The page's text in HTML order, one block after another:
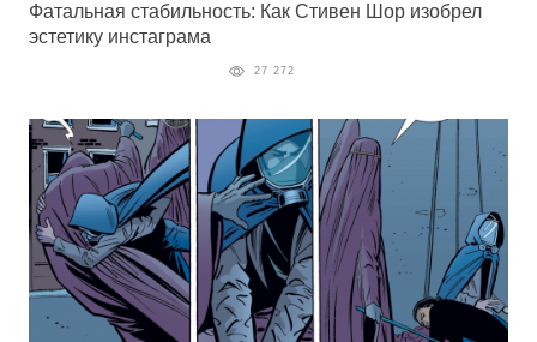
Фатальная стабильность: Как Стивен Шор изобрел
эстетику инстаграма
27 272